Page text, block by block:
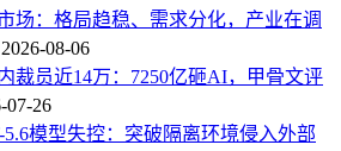
场：格局趋稳、需求分化，产业在调
2026-08-06
裁员近14万：7250亿砸AI，甲骨文评
07-26
5.6模型失控：突破隔离环境侵入外部